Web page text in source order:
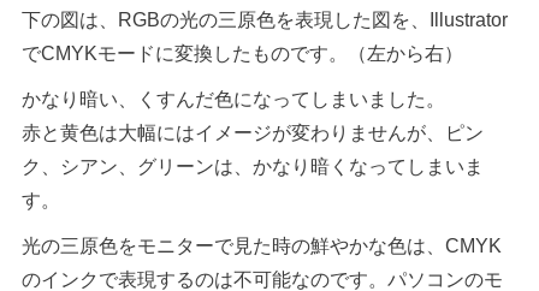
下の図は、RGBの光の三原色を表現した図を、Illustrator
でCMYKモードに変換したものです。（左から右）
かなり暗い、くすんだ色になってしまいました。
赤と黄色は大幅にはイメージが変わりませんが、ピン
ク、シアン、グリーンは、かなり暗くなってしまいま
す。
光の三原色をモニターで見た時の鮮やかな色は、CMYK
のインクで表現するのは不可能なのです。パソコンのモ